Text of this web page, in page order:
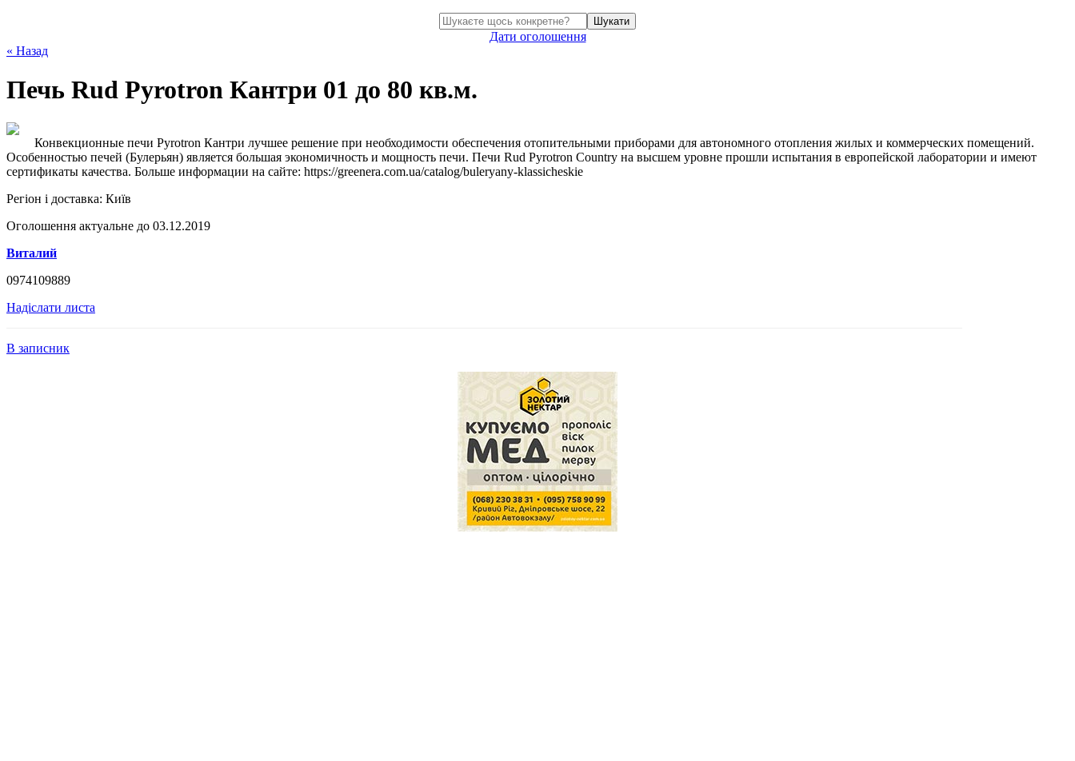
Шукати
Дати оголошення
« Назад
Печь Rud Pyrotron Кантри 01 до 80 кв.м.
Конвекционные печи Pyrotron Кантри лучшее решение при необходимости обеспечения отопительными приборами для автономного отопления жилых и коммерческих помещений.
Особенностью печей (Булерьян) является большая экономичность и мощность печи. Печи Rud Pyrotron Country на высшем уровне прошли испытания в европейской лаборатории и имеют
сертификаты качества. Больше информации на сайте: https://greenera.com.ua/catalog/buleryany-klassicheskie
Регіон і доставка: Київ
Оголошення актуальне до 03.12.2019
Виталий
0974109889
Надіслати листа
В записник